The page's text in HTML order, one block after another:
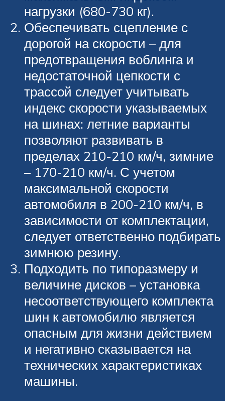
нагрузки (680-730 кг).
Обеспечивать сцепление с
дорогой на скорости – для
предотвращения воблинга и
недостаточной цепкости с
трассой следует учитывать
индекс скорости указываемых
на шинах: летние варианты
позволяют развивать в
пределах 210-210 км/ч, зимние
– 170-210 км/ч. С учетом
максимальной скорости
автомобиля в 200-210 км/ч, в
зависимости от комплектации,
следует ответственно подбирать
зимнюю резину.
Подходить по типоразмеру и
величине дисков – установка
несоответствующего комплекта
шин к автомобилю является
опасным для жизни действием
и негативно сказывается на
технических характеристиках
машины.